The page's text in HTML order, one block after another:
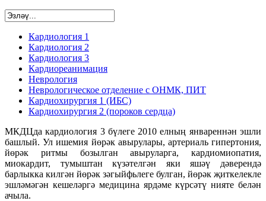
Кардиология 1
Кардиология 2
Кардиология 3
Кардиореанимация
Неврология
Неврологическое отделение с ОНМК, ПИТ
Кардиохирургия 1 (ИБС)
Кардиохирургия 2 (пороков сердца)
МКДЦда кардиология 3 бүлеге 2010 елның январеннән эшли
башлый. Ул ишемия йөрәк авырулары, артериаль гипертония,
йөрәк ритмы бозылган авыруларга, кардиомиопатия,
миокардит, тумыштан күзәтелгән яки яшәү дәверендә
барлыкка килгән йөрәк зәгыйфьлеге булган, йөрәк җиткелекле
эшләмәгән кешеләргә медицина ярдәме күрсәтү нияте белән
ачыла.